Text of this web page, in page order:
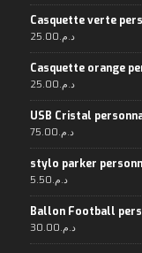
Casquette verte
د.م.25.00
Casquette orange
د.م.25.00
USB Cristal
د.م.75.00
stylo parker
د.م.5.50
Ballon Football
د.م.30.00